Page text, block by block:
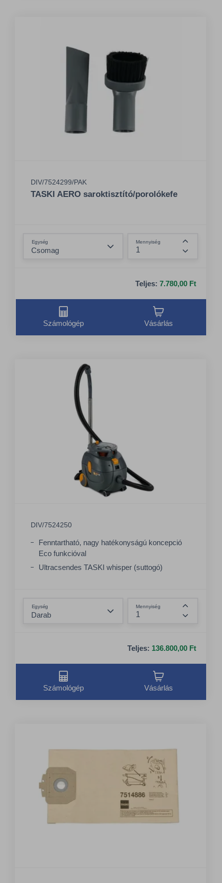
DIV/7524299/PAK
TASKI AERO saroktisztító/porolókefe
Egység Mennyiség
Összeg
Teljes: 7.780,00 Ft
Számológép Vásárlás
DIV/7524250
Fenntartható, nagy hatékonyságú koncepció
Eco funkcióval
Ultracsendes TASKI whisper (suttogó)
és tesztelték
Egység Mennyiség
Összeg
Teljes: 136.800,00 Ft
Számológép Vásárlás